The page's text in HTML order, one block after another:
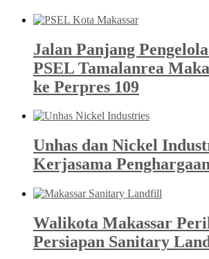
Jalan Panjang
PSEL Tamalanrea
ke Perpres 109
Unhas dan Nickel
Kerjasama
Walikota Makassar
Persiapan Sanitary